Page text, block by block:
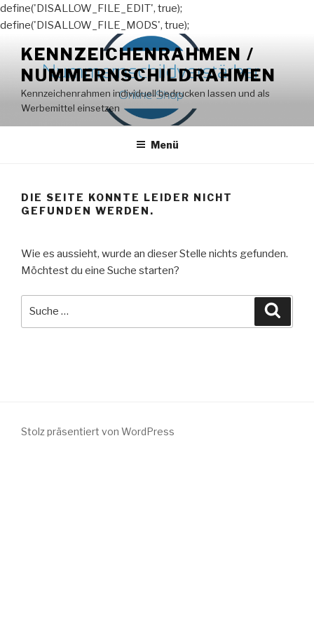
define('DISALLOW_FILE_EDIT', true);
define('DISALLOW_FILE_MODS', true);
Inhalt
springen
KENNZEICHENRAHMEN /
NUMMERNSCHILDRAHMEN
Kennzeichenrahmen individuell bedrucken lassen und als
Werbemittel einsetzen
Menü
DIE SEITE KONNTE LEIDER NICHT
GEFUNDEN WERDEN.
Wie es aussieht, wurde an dieser Stelle nichts gefunden.
Möchtest du eine Suche starten?
Stolz präsentiert von WordPress